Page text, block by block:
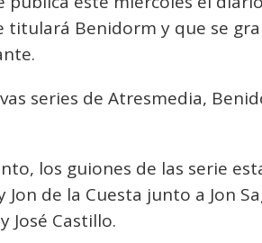
titulará Benidorm y que se
series de Atresmedia,
los guiones de las serie
de la Cuesta junto a Jon
José Castillo.